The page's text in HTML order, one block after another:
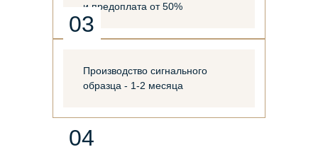
и предоплата от 50%
Производство сигнального
образца - 1-2 месяца
04
03